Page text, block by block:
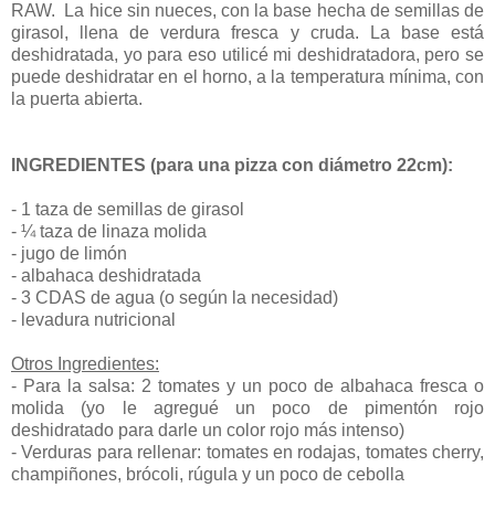
RAW. La hice sin nueces, con la base hecha de semillas de
girasol, llena de verdura fresca y cruda. La base está
deshidratada, yo para eso utilicé mi deshidratadora, pero se
puede deshidratar en el horno, a la temperatura mínima, con
la puerta abierta.
INGREDIENTES (para una pizza con diámetro 22cm):
- 1 taza de semillas de girasol
- ¼ taza de linaza molida
- jugo de limón
- albahaca deshidratada
- 3 CDAS de agua (o según la necesidad)
- levadura nutricional
Otros Ingredientes:
- Para la salsa: 2 tomates y un poco de albahaca fresca o
molida (yo le agregué un poco de pimentón rojo
deshidratado para darle un color rojo más intenso)
- Verduras para rellenar: tomates en rodajas, tomates cherry,
champiñones, brócoli, rúgula y un poco de cebolla